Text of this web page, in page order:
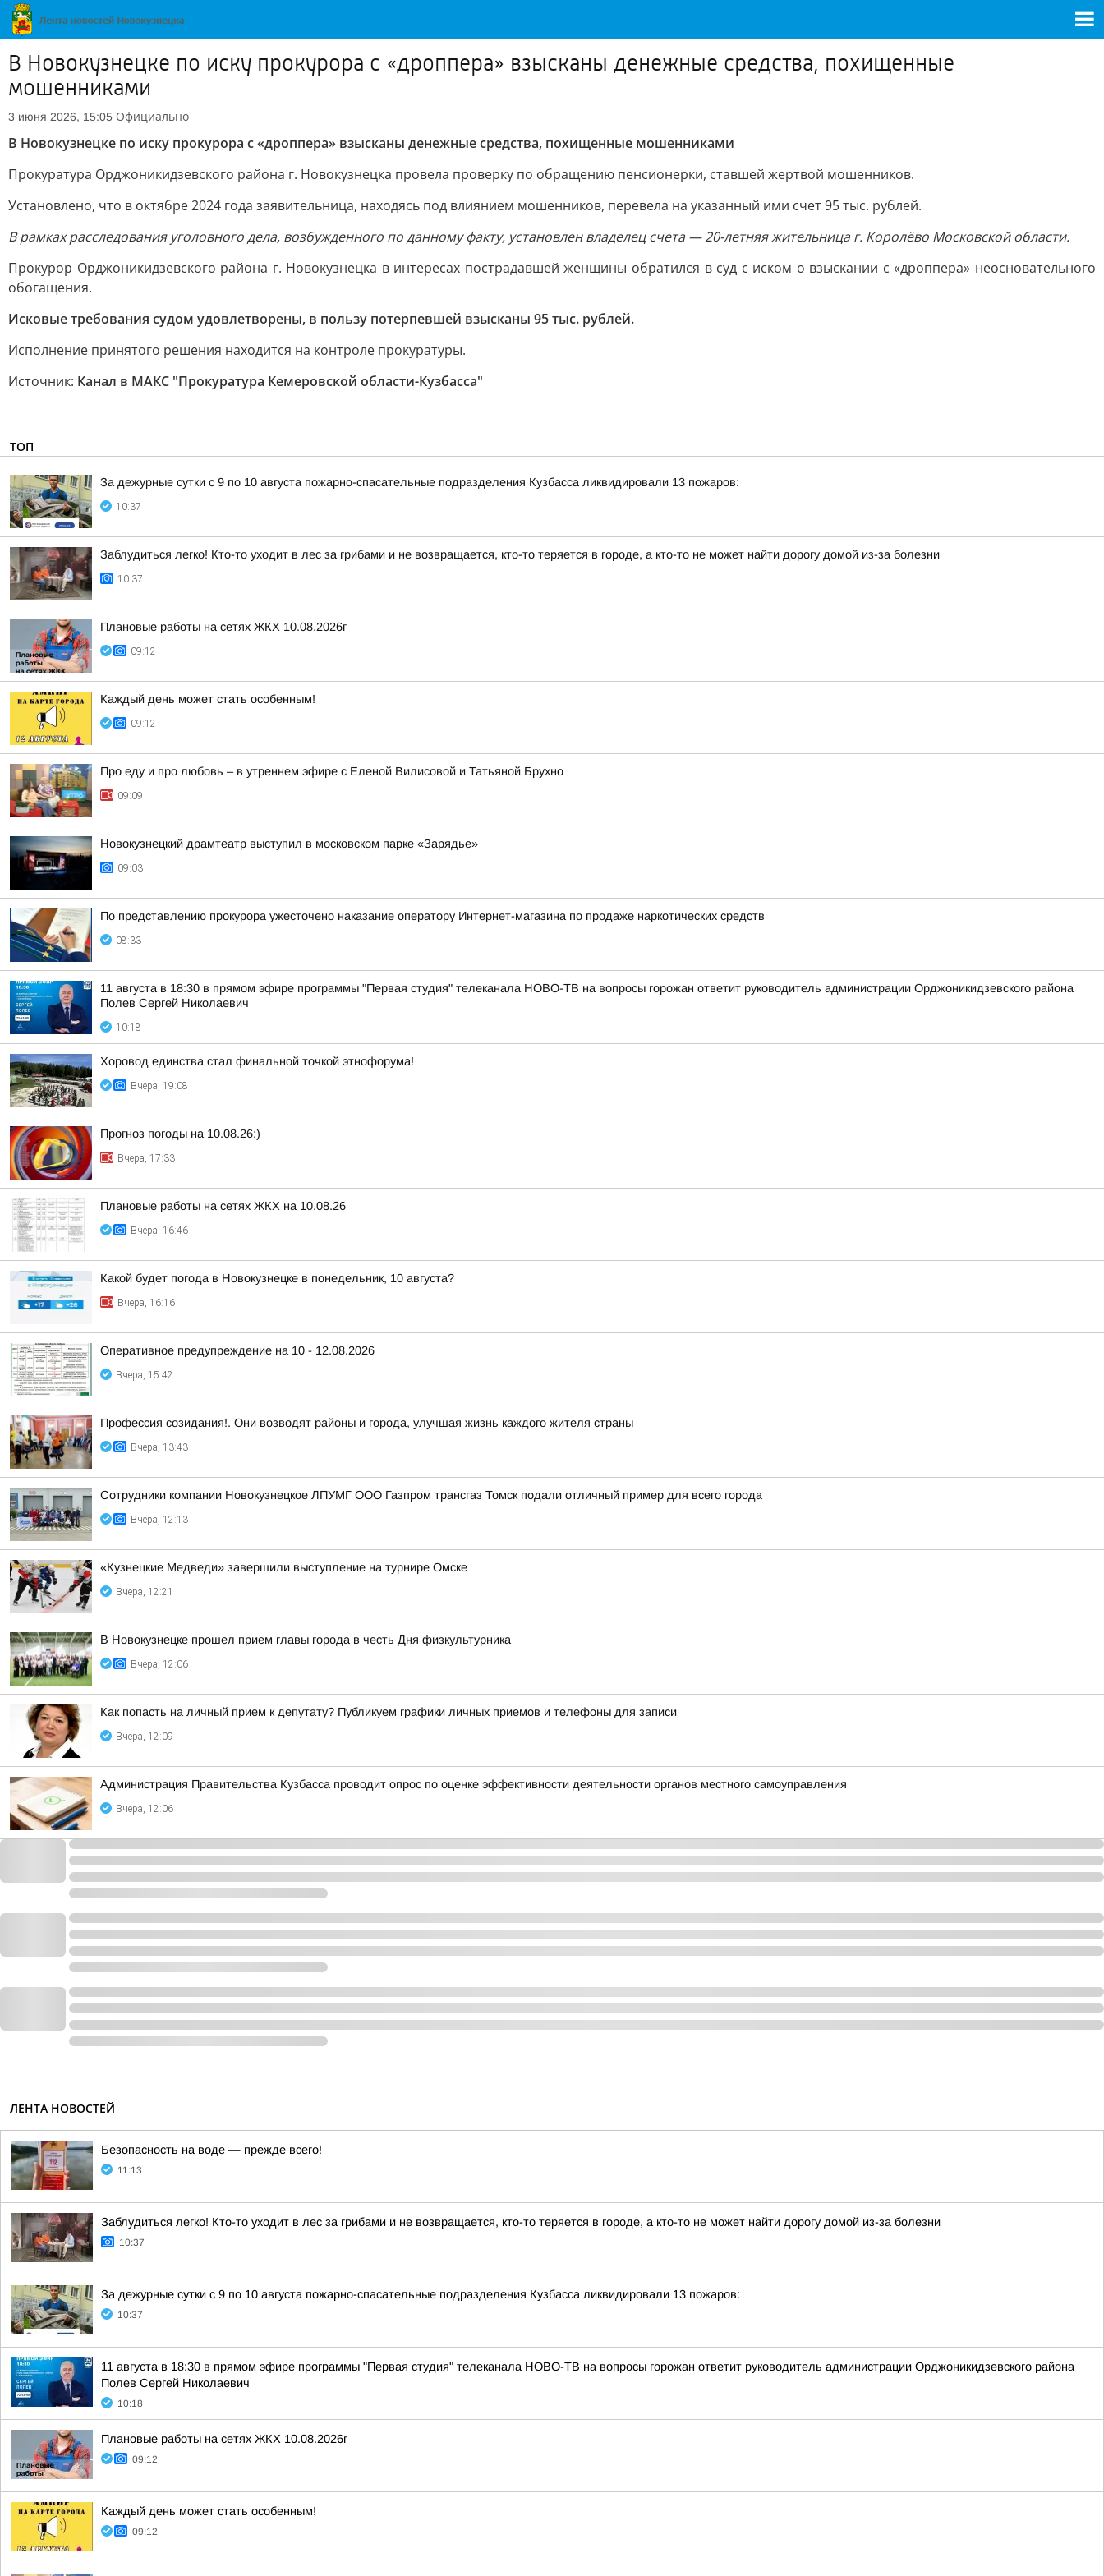
В Новокузнецке по иску прокурора с «дроппера» взысканы денежные средства, похищенные
мошенниками
3 июня 2026, 15:05 Официально
В Новокузнецке по иску прокурора с «дроппера» взысканы денежные средства, похищенные мошенниками
Прокуратура Орджоникидзевского района г. Новокузнецка провела проверку по обращению пенсионерки, ставшей жертвой мошенников.
Установлено, что в октябре 2024 года заявительница, находясь под влиянием мошенников, перевела на указанный ими счет 95 тыс. рублей.
В рамках расследования уголовного дела, возбужденного по данному факту, установлен владелец счета — 20-летняя жительница г. Королёво Московской области.
Прокурор Орджоникидзевского района г. Новокузнецка в интересах пострадавшей женщины обратился в суд с иском о взыскании с «дроппера» неосновательного
обогащения.
Исковые требования судом удовлетворены, в пользу потерпевшей взысканы 95 тыс. рублей.
Исполнение принятого решения находится на контроле прокуратуры.
Источник: Канал в МАКС "Прокуратура Кемеровской области-Кузбасса"
ТОП
За дежурные сутки с 9 по 10 августа пожарно-спасательные подразделения Кузбасса ликвидировали 13 пожаров:
10:37
Заблудиться легко! Кто-то уходит в лес за грибами и не возвращается, кто-то теряется в городе, а кто-то не может найти дорогу домой из-за болезни
10:37
Плановые работы на сетях ЖКХ 10.08.2026г
09:12
Каждый день может стать особенным!
09:12
Про еду и про любовь – в утреннем эфире с Еленой Вилисовой и Татьяной Брухно
09:09
Новокузнецкий драмтеатр выступил в московском парке «Зарядье»
09:03
По представлению прокурора ужесточено наказание оператору Интернет-магазина по продаже наркотических средств
08:33
11 августа в 18:30 в прямом эфире программы "Первая студия" телеканала НОВО-ТВ на вопросы горожан ответит руководитель администрации Орджоникидзевского района
Полев Сергей Николаевич
10:18
Хоровод единства стал финальной точкой этнофорума!
Вчера, 19:08
Прогноз погоды на 10.08.26:)
Вчера, 17:33
Плановые работы на сетях ЖКХ на 10.08.26
Вчера, 16:46
Какой будет погода в Новокузнецке в понедельник, 10 августа?
Вчера, 16:16
Оперативное предупреждение на 10 - 12.08.2026
Вчера, 15:42
Профессия созидания!. Они возводят районы и города, улучшая жизнь каждого жителя страны
Вчера, 13:43
Сотрудники компании Новокузнецкое ЛПУМГ ООО Газпром трансгаз Томск подали отличный пример для всего города
Вчера, 12:13
«Кузнецкие Медведи» завершили выступление на турнире Омске
Вчера, 12:21
В Новокузнецке прошел прием главы города в честь Дня физкультурника
Вчера, 12:06
Как попасть на личный прием к депутату? Публикуем графики личных приемов и телефоны для записи
Вчера, 12:09
Администрация Правительства Кузбасса проводит опрос по оценке эффективности деятельности органов местного самоуправления
Вчера, 12:06
ЛЕНТА НОВОСТЕЙ
Безопасность на воде — прежде всего!
11:13
Заблудиться легко! Кто-то уходит в лес за грибами и не возвращается, кто-то теряется в городе, а кто-то не может найти дорогу домой из-за болезни
10:37
За дежурные сутки с 9 по 10 августа пожарно-спасательные подразделения Кузбасса ликвидировали 13 пожаров:
10:37
11 августа в 18:30 в прямом эфире программы "Первая студия" телеканала НОВО-ТВ на вопросы горожан ответит руководитель администрации Орджоникидзевского района
Полев Сергей Николаевич
10:18
Плановые работы на сетях ЖКХ 10.08.2026г
09:12
Каждый день может стать особенным!
09:12